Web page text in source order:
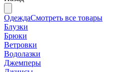
ОдеждаСмотреть все товары
Блузки
Брюки
Ветровки
Водолазки
Джемперы